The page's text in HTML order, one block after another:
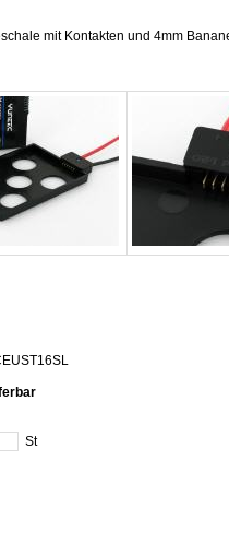
mit Kontakten und 4mm
St